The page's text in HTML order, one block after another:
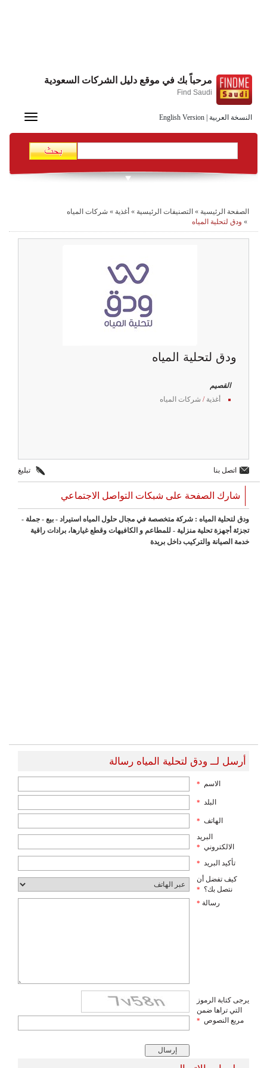
النسخة العربية English Version
مرحباً بك في موقع دليل الشركات السعودية
Find Saudi
Toggle
الصفحة الرئيسية » التصنيفات الرئيسية » أغذية » شركات المياه
» ودق لتحلية المياه
ودق لتحلية المياه
القصيم
أغذية / شركات المياه
اتصل بنا تبليغ
شارك الصفحة على شبكات التواصل الاجتماعي
ودق لتحلية المياه : شركة متخصصة في مجال حلول المياه استيراد - بيع - جملة -
تجزئة أجهزة تحلية منزلية - للمطاعم و الكافيهات وقطع غيارها، برادات راقية
خدمة الصيانة والتركيب داخل بريدة
أرسل لــ ودق لتحلية المياه رسالة
الاسم *
البلد *
الهاتف *
البريد
الالكتروني *
تأكيد البريد *
كيف تفضل أن
نتصل بك؟ *
رسالة *
يرجى كتابة الرموز
التي تراها ضمن
مربع النصوص *